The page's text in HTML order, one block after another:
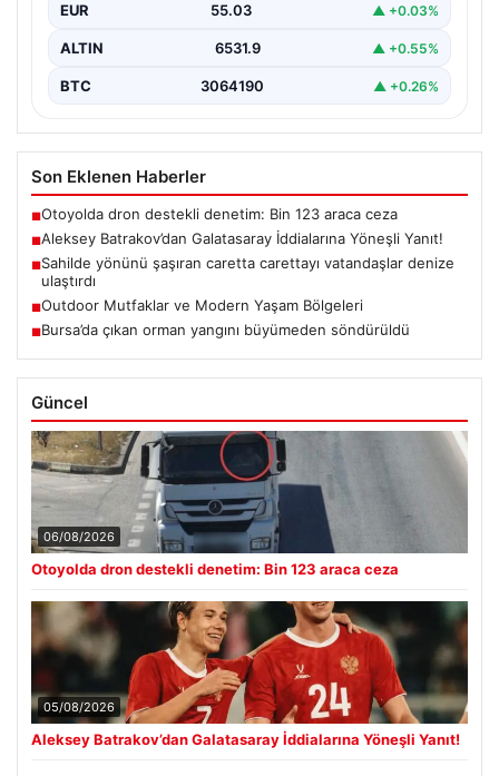
EUR 55.03 ▲ +0.03%
ALTIN 6531.9 ▲ +0.55%
BTC 3064190 ▲ +0.26%
Son Eklenen Haberler
■Otoyolda dron destekli denetim: Bin 123 araca ceza
■Aleksey Batrakov’dan Galatasaray İddialarına Yöneşli Yanıt!
■Sahilde yönünü şaşıran caretta carettayı vatandaşlar denize
ulaştırdı
■Outdoor Mutfaklar ve Modern Yaşam Bölgeleri
■Bursa’da çıkan orman yangını büyümeden söndürüldü
Güncel
06/08/2026
Otoyolda dron destekli denetim: Bin 123 araca ceza
05/08/2026
Aleksey Batrakov’dan Galatasaray İddialarına Yöneşli Yanıt!